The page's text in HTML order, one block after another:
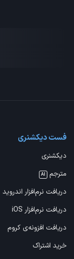
فست دیکشنری
دیکشنری
مترجم
AI
دریافت نرم‌افزار اندروید
دریافت نرم‌افزار iOS
دریافت افزونه‌ی کروم
خرید اشتراک